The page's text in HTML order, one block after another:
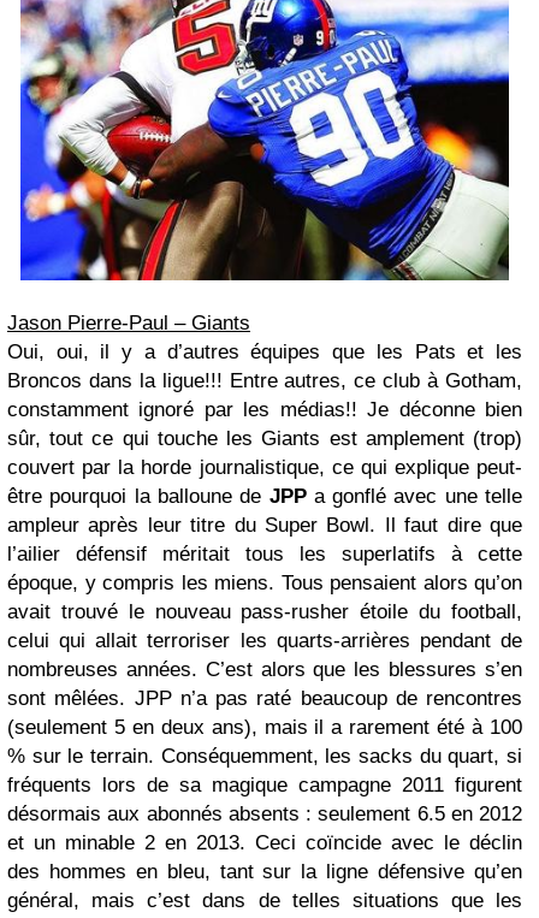
Jason Pierre-Paul – Giants
Oui, oui, il y a d’autres équipes que les Pats et les
Broncos dans la ligue!!! Entre autres, ce club à Gotham,
constamment ignoré par les médias!! Je déconne bien
sûr, tout ce qui touche les Giants est amplement (trop)
couvert par la horde journalistique, ce qui explique peut-
être pourquoi la balloune de JPPa gonflé avec une telle
ampleur après leur titre du Super Bowl. Il faut dire que
l’ailier défensif méritait tous les superlatifs à cette
époque, y compris les miens. Tous pensaient alors qu’on
avait trouvé le nouveau pass-rusher étoile du football,
celui qui allait terroriser les quarts-arrières pendant de
nombreuses années. C’est alors que les blessures s’en
sont mêlées. JPP n’a pas raté beaucoup de rencontres
(seulement 5 en deux ans), mais il a rarement été à 100
% sur le terrain. Conséquemment, les sacks du quart, si
fréquents lors de sa magique campagne 2011 figurent
désormais aux abonnés absents : seulement 6.5 en 2012
et un minable 2 en 2013. Ceci coïncide avec le déclin
des hommes en bleu, tant sur la ligne défensive qu’en
général, mais c’est dans de telles situations que les